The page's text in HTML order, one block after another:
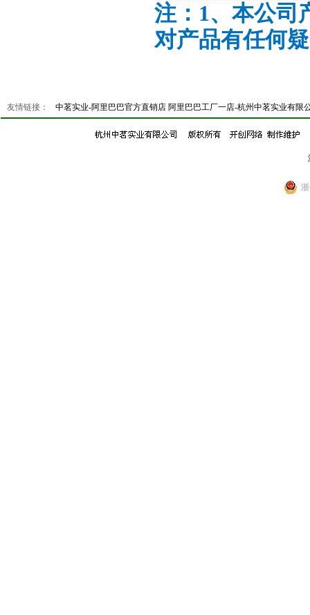
注：1、本公司
对产品有任何
友情链接： 中茗实业-阿里巴巴官方直销店 阿里巴巴工厂一店-杭州中茗实业有限